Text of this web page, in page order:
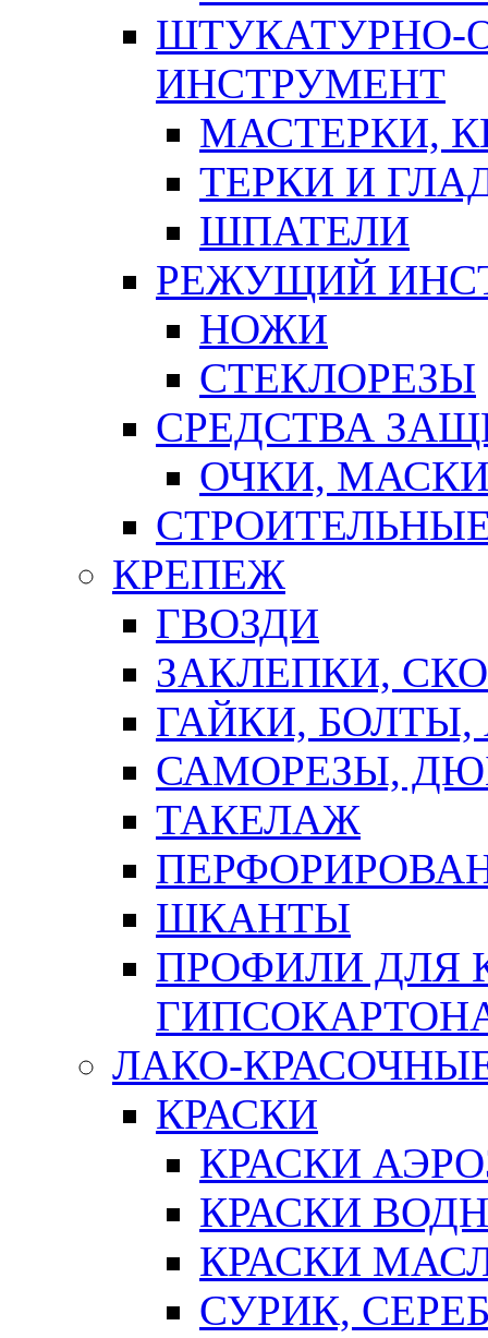
ШТУКАТУРНО-
ИНСТРУМЕНТ
МАСТЕРКИ,
ТЕРКИ И
ШПАТЕЛИ
РЕЖУЩИЙ
НОЖИ
СТЕКЛОРЕЗЫ
СРЕДСТВА
ОЧКИ,
КРЕПЕЖ
ГВОЗДИ
ЗАКЛЕПКИ,
ГАЙКИ,
САМОРЕЗЫ,
ТАКЕЛАЖ
ШКАНТЫ
ПРОФИЛИ ДЛЯ
ЛАКО-
КРАСКИ
КРАСКИ
КРАСКИ
КРАСКИ
СУРИК,